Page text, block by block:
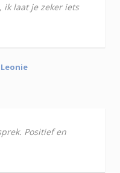
laat je zeker iets
Positief en